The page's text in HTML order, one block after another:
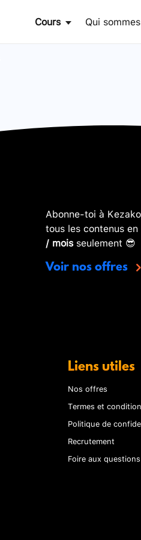
Cours Qui
Abonne-toi à
tous les contenus
/ moisseulement 😎
Voir nos offres
Liens utiles
Nos offres
Termes et
Politique de
Recrutement
Foire aux questions